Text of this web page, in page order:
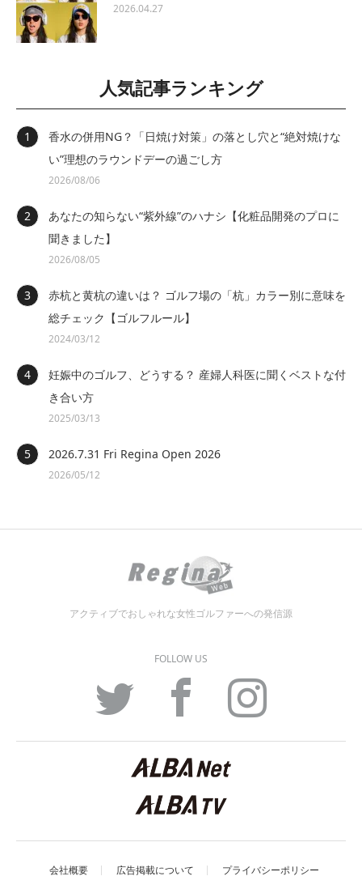
2026.04.27
人気記事ランキング
香水の併用NG？「日焼け対策」の落とし穴と“絶対焼けな
い”理想のラウンドデーの過ごし方
2026/08/06
あなたの知らない“紫外線”のハナシ【化粧品開発のプロに
聞きました】
2026/08/05
赤杭と黄杭の違いは？ ゴルフ場の「杭」カラー別に意味を
総チェック【ゴルフルール】
2024/03/12
妊娠中のゴルフ、どうする？ 産婦人科医に聞くベストな付
き合い方
2025/03/13
2026.7.31 Fri Regina Open 2026
2026/05/12
アクティブでおしゃれな女性ゴルファーへの発信源
FOLLOW US
Facebook Instagram
会社概要 広告掲載について プライバシーポリシー